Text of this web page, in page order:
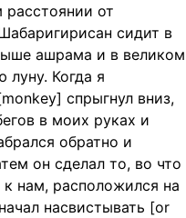
от
сидит в
ашрама и в великом
луну. Когда я
спрыгнул вниз,
в моих руках и
обратно и
он сделал то, во что
нам, расположился на
насвистывать [or